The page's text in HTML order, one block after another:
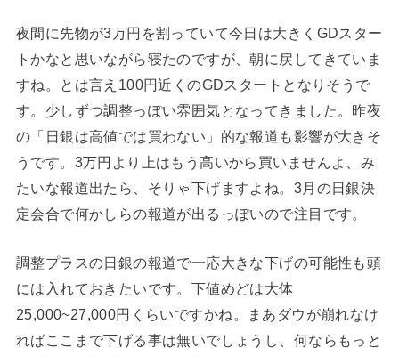
夜間に先物が3万円を割っていて今日は大きくGDスター
トかなと思いながら寝たのですが、朝に戻してきていま
すね。とは言え100円近くのGDスタートとなりそうで
す。少しずつ調整っぽい雰囲気となってきました。昨夜
の「日銀は高値では買わない」的な報道も影響が大きそ
うです。3万円より上はもう高いから買いませんよ、み
たいな報道出たら、そりゃ下げますよね。3月の日銀決
定会合で何かしらの報道が出るっぽいので注目です。
調整プラスの日銀の報道で一応大きな下げの可能性も頭
には入れておきたいです。下値めどは大体
25,000~27,000円くらいですかね。まあダウが崩れなけ
ればここまで下げる事は無いでしょうし、何ならもっと